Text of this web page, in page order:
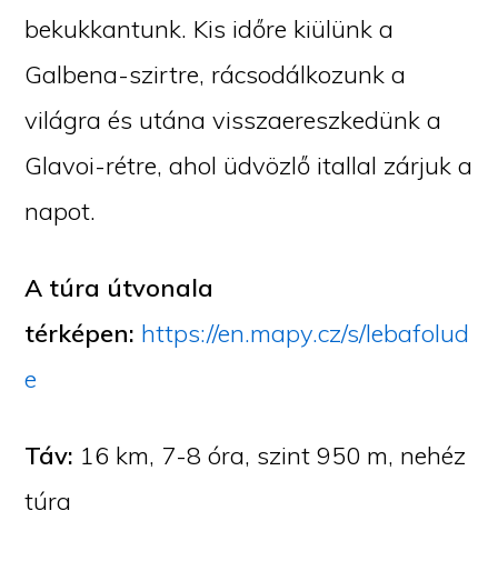
bekukkantunk. Kis időre kiülünk a
Galbena-szirtre, rácsodálkozunk a
világra és utána visszaereszkedünk a
Glavoi-rétre, ahol üdvözlő itallal zárjuk a
napot.
A túra útvonala
térképen: https://en.mapy.cz/s/lebafolud
e
Táv: 16 km, 7-8 óra, szint 950 m, nehéz
túra